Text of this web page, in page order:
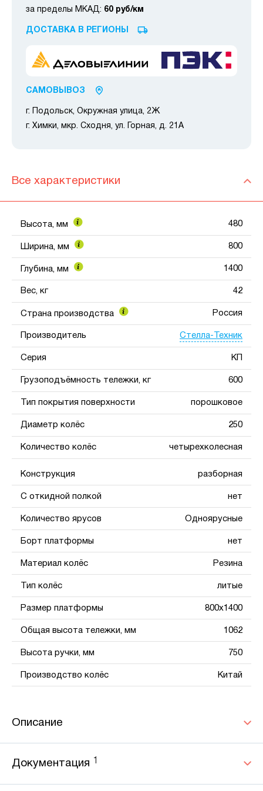
за пределы МКАД: 60 руб/км
ДОСТАВКА В РЕГИОНЫ
САМОВЫВОЗ
г. Подольск, Окружная улица, 2Ж
г. Химки, мкр. Сходня, ул. Горная, д. 21А
Все характеристики
Высота, мм 480
Ширина, мм 800
Глубина, мм 1400
Вес, кг 42
Страна производства Россия
Производитель Стелла-Техник
Серия КП
Грузоподъёмность тележки, кг 600
Тип покрытия поверхности порошковое
Диаметр колёс 250
Количество колёс четырехколесная
Конструкция разборная
С откидной полкой нет
Количество ярусов Одноярусные
Борт платформы нет
Материал колёс Резина
Тип колёс литые
Размер платформы 800х1400
Общая высота тележки, мм 1062
Высота ручки, мм 750
Производство колёс Китай
Описание
Документация 1